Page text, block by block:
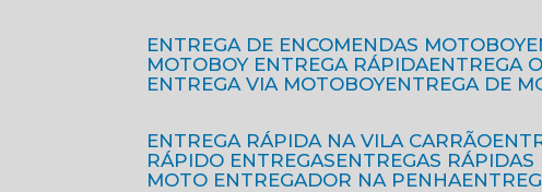
ENTREGA DE ENCOMENDAS MOTOBOY
MOTOBOY ENTREGA RÁPIDA
ENTREGA
ENTREGA VIA MOTOBOY
ENTREGA DE
ENTREGA RÁPIDA NA VILA CARRÃO
RÁPIDO ENTREGAS
ENTREGAS
MOTO ENTREGADOR NA PENHA